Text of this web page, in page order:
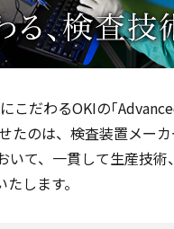
こだわるOKIの｢
たのは、検査装置メー
いて、一貫して生産技
します。